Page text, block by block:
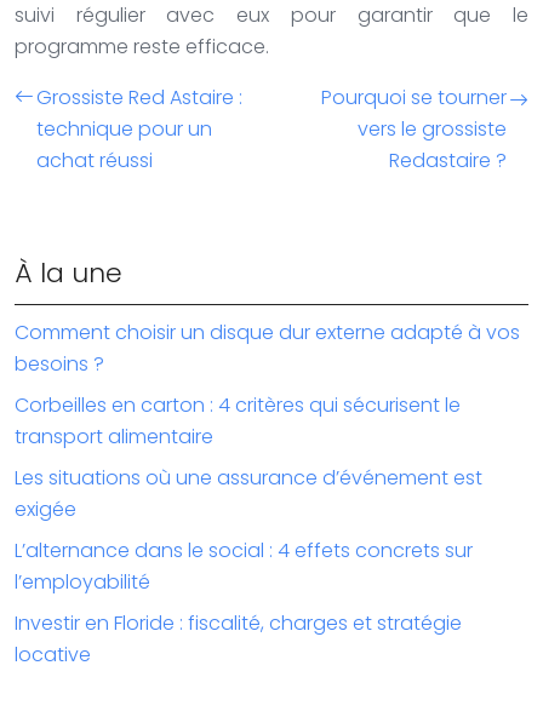
suivi régulier avec eux pour garantir que le
programme reste efficace.
Grossiste Red Astaire :
technique pour un
achat réussi
Pourquoi se tourner
vers le grossiste
Redastaire ?
À la une
Comment choisir un disque dur externe adapté à vos
besoins ?
Corbeilles en carton : 4 critères qui sécurisent le
transport alimentaire
Les situations où une assurance d’événement est
exigée
L’alternance dans le social : 4 effets concrets sur
l’employabilité
Investir en Floride : fiscalité, charges et stratégie
locative